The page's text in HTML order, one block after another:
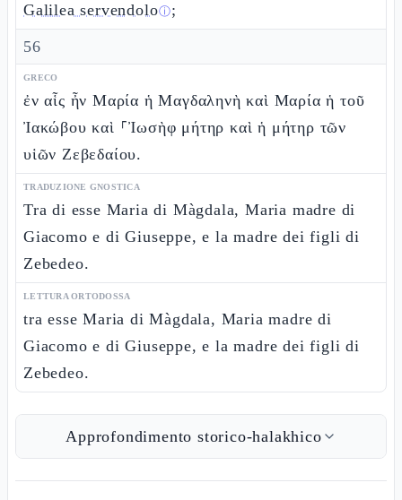
Galilea servendoloⓘ;
56
GRECO
ἐν αἷς ἦν Μαρία ἡ Μαγδαληνὴ καὶ Μαρία ἡ τοῦ
Ἰακώβου καὶ ⸀Ἰωσὴφ μήτηρ καὶ ἡ μήτηρ τῶν
υἱῶν Ζεβεδαίου.
TRADUZIONE GNOSTICA
Tra di esse Maria di Màgdala, Maria madre di
Giacomo e di Giuseppe, e la madre dei figli di
Zebedeo.
LETTURA ORTODOSSA
tra esse Maria di Màgdala, Maria madre di
Giacomo e di Giuseppe, e la madre dei figli di
Zebedeo.
Approfondimento storico-halakhico